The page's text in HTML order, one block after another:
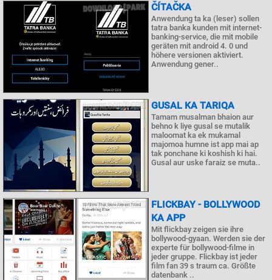
ČÍTAČKA
Anwendung ta ka (leser) sollen
tatra banka kunden mit internet-
banking-service, die mit mobile
geräten mit android 4. 0 und
höhere versionen aktiviert.
Anwendung gener..
GUSAL KA TARIQA
Tamam musalman bhaion aur
behno k liye gusal se mutalik
maloomat ka ek mukamal
majomoa humne ist app mai ap
tak ponchane ki koshish ki hai.
Gusal aur uske faraiz se muta..
FLICKBAY - BOLLYWOOD
KA APP
Mit flickbay zeigen sie ihre
bollywood-gyaan. Werden sie der
experte für bollywood-filme in
jeder gruppe. Flickbay ist jeder
film fan 39 s traum ca. Größte
datenbank ..